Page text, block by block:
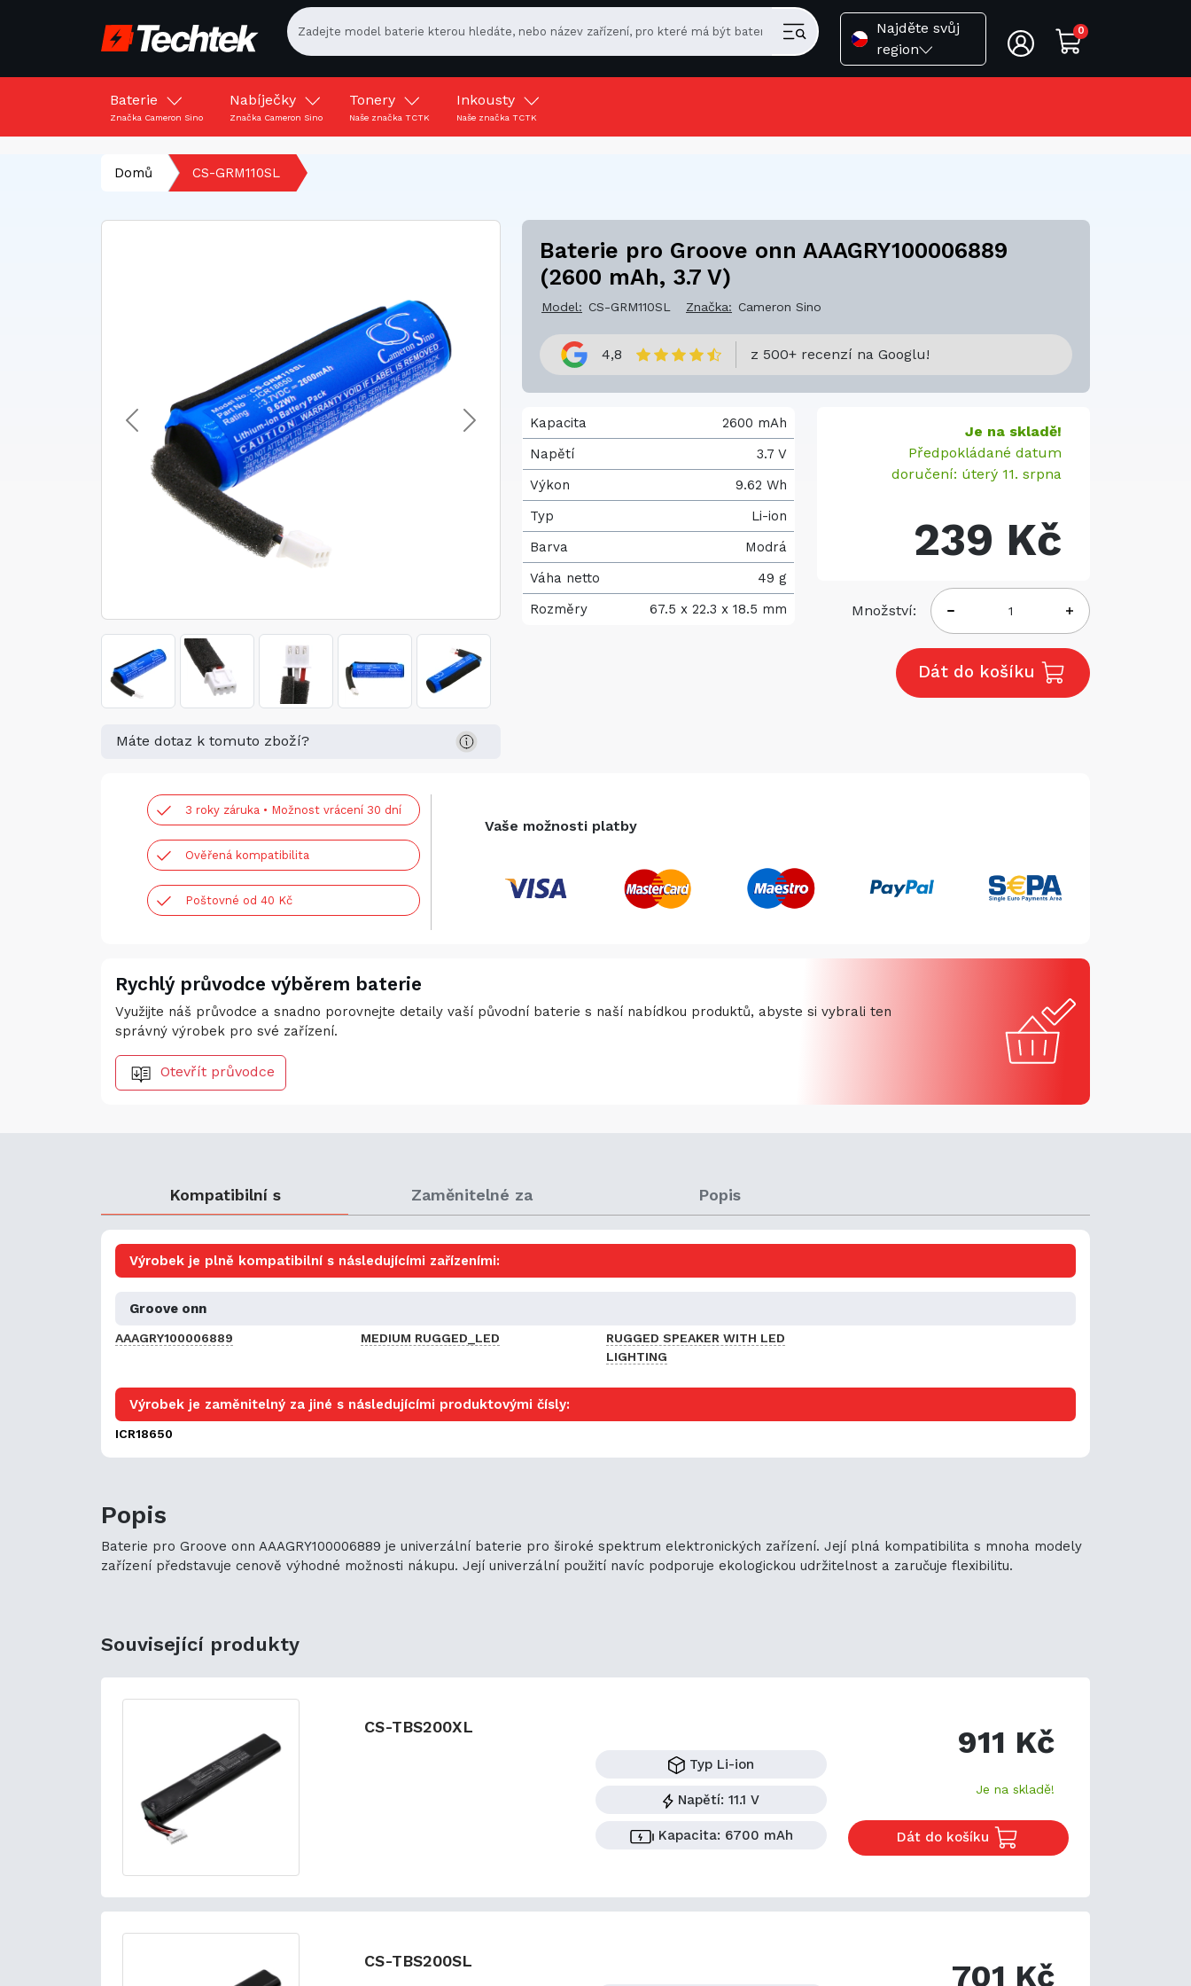
Najděte svůj
region
0
Baterie
Značka Cameron Sino
Nabíječky
Značka Cameron Sino
Tonery
Naše značka TCTK
Inkousty
Naše značka TCTK
Domů CS-GRM110SL
Máte dotaz k tomuto zboží?
Baterie pro Groove onn AAAGRY100006889
(2600 mAh, 3.7 V)
Model: CS-GRM110SL Značka: Cameron Sino
4,8 z 500+ recenzí na Googlu!
Kapacita
2600 mAh
Napětí
3.7 V
Výkon
9.62 Wh
Typ
Li-ion
Barva
Modrá
Váha netto
49 g
Rozměry
67.5 x 22.3 x 18.5 mm
Je na skladě!
Předpokládané datum
doručení: úterý 11. srpna
239 Kč
Množství:
Dát do košíku
3 roky záruka • Možnost vrácení 30 dní
Ověřená kompatibilita
Poštovné od 40 Kč
Vaše možnosti platby
Rychlý průvodce výběrem baterie
Využijte náš průvodce a snadno porovnejte detaily vaší původní baterie s naší nabídkou produktů, abyste si vybrali ten
správný výrobek pro své zařízení.
Otevřít průvodce
Kompatibilní s Zaměnitelné za Popis
Výrobek je plně kompatibilní s následujícími zařízeními:
Groove onn
AAAGRY100006889 MEDIUM RUGGED_LED
RUGGED SPEAKER WITH LED
LIGHTING
Výrobek je zaměnitelný za jiné s následujícími produktovými čísly:
ICR18650
Popis
Baterie pro Groove onn AAAGRY100006889 je univerzální baterie pro široké spektrum elektronických zařízení. Její plná kompatibilita s mnoha modely
zařízení představuje cenově výhodné možnosti nákupu. Její univerzální použití navíc podporuje ekologickou udržitelnost a zaručuje flexibilitu.
Související produkty
CS-TBS200XL
Typ Li-ion
Napětí: 11.1 V
Kapacita: 6700 mAh
911 Kč
Je na skladě!
Dát do košíku
CS-TBS200SL 701 Kč